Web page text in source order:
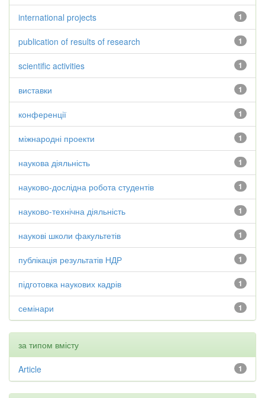
1
international projects
1
publication of results of research
1
scientific activities
1
виставки
1
конференції
1
міжнародні проекти
1
наукова діяльність
1
науково-дослідна робота студентів
1
науково-технічна діяльність
1
наукові школи факультетів
1
публікація результатів НДР
1
підготовка наукових кадрів
1
семінари
за типом вмісту
1
Article